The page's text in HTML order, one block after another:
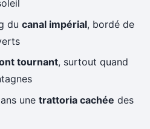
du canal impérial, bordé de
tournant, surtout quand
une trattoria cachée des